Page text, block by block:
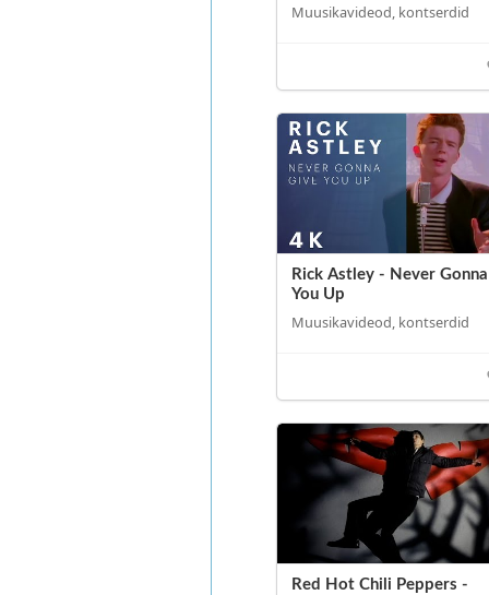
Muusikavideod, kontserdid
Rick Astley - Never
You Up
Muusikavideod, kontserdid
Red Hot Chili Peppers -